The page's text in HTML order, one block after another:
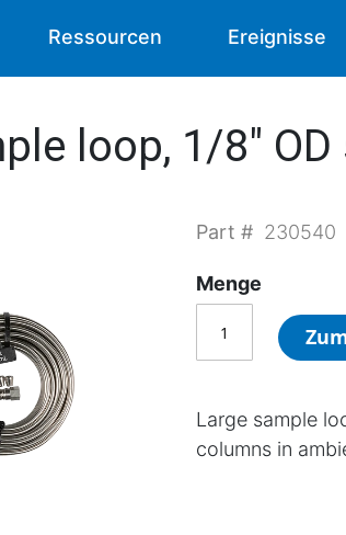
Ressourcen Ereignisse
loop, 1/8"
Part # 230540
Menge
Large sample
columns in